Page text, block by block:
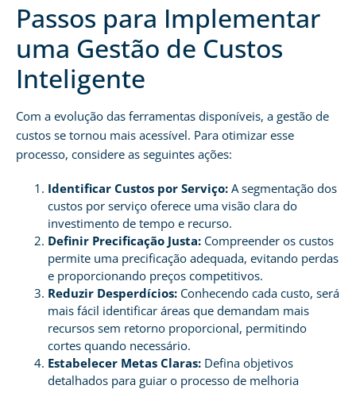
Passos para Implementar
uma Gestão de Custos
Inteligente
Com a evolução das ferramentas disponíveis, a gestão de
custos se tornou mais acessível. Para otimizar esse
processo, considere as seguintes ações:
Identificar Custos por Serviço: A segmentação dos
custos por serviço oferece uma visão clara do
investimento de tempo e recurso.
Definir Precificação Justa: Compreender os custos
permite uma precificação adequada, evitando perdas
e proporcionando preços competitivos.
Reduzir Desperdícios: Conhecendo cada custo, será
mais fácil identificar áreas que demandam mais
recursos sem retorno proporcional, permitindo
cortes quando necessário.
Estabelecer Metas Claras: Defina objetivos
detalhados para guiar o processo de melhoria